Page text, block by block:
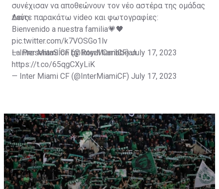
συνέχισαν να αποθεώνουν τον νέο αστέρα της ομάδας
τους.
Δείτε παρακάτω video και φωτογραφίες:
Bienvenido a nuestra familia💗🖤
pic.twitter.com/k7VOSGo1lv
— Inter Miami CF (@InterMiamiCF)July 17, 2023
La PresentaSÍon by Royal Caribbean
https://t.co/65qgCXyLiK
— Inter Miami CF (@InterMiamiCF) July 17, 2023